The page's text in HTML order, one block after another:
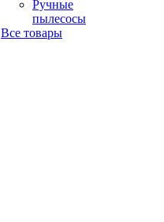
Ручные
пылесосы
Все товары